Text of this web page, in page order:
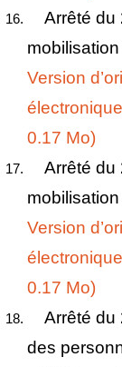
Arrêté du
Version
0.17 Mo)
Arrêté du
Version
0.17 Mo)
Arrêté du
des